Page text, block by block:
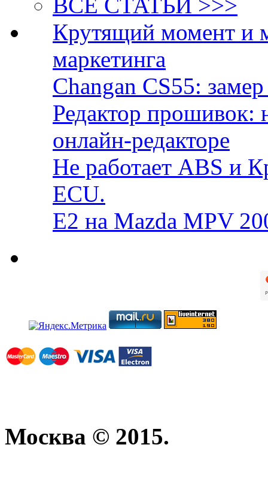
Крутящий момент и
маркетинга
Changan CS55:
Редактор прошивок:
онлайн-редакторе
Не работает ABS и
ECU.
E2 на Mazda MPV
Москва © 2015.